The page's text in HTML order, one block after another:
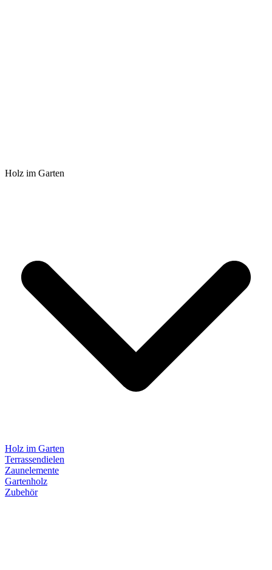
Holz im Garten
Holz im Garten
Terrassendielen
Zaunelemente
Gartenholz
Zubehör